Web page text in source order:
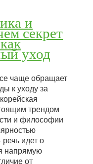
и
секрет
уход
чаще обращает
к уходу за
трендом
и философии
идет о
напрямую
от